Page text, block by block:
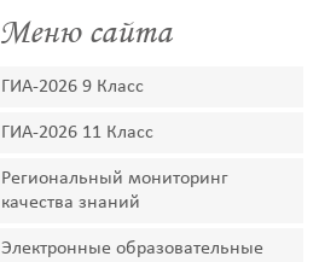
Меню сайта
ГИА-2026 9 Класс
ГИА-2026 11 Класс
Региональный мониторинг
качества знаний
Электронные образовательные